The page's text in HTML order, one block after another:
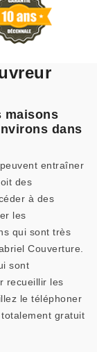
maisons
dans
entraîner
des
à des
les
qui sont très
Couverture.
sont
recueillir les
le téléphoner
gratuit